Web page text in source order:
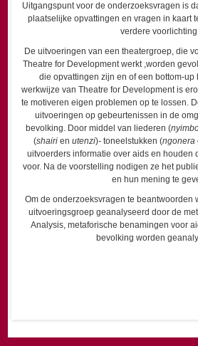
Uitgangspunt voor de onderzoeksvragen is
plaatselijke opvattingen en vragen in kaart
verdere
De uitvoeringen van een theatergroep, die
Theatre for Development werkt ,worden
die opvattingen zijn en of een bottom-up
werkwijze van Theatre for Development is
te motiveren eigen problemen op te lossen.
uitvoeringen op gebeurtenissen in de
bevolking. Door middel van liederen (
(shairi en utenzi)- toneelstukken (ngonera
uitvoerders informatie over aids en houden
voor. Na de voorstelling nodigen ze het
en hun mening te
Om de onderzoeksvragen te beantwoorden
uitvoeringsgroep geanalyseerd door de
Analysis, metaforische benamingen voor
bevolking worden